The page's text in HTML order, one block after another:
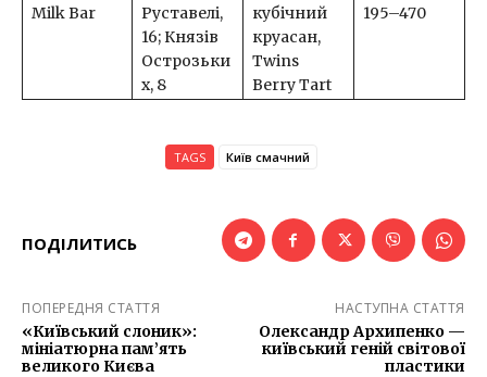
Milk Bar
Руставелі,
16; Князів
Острозьки
х, 8
кубічний
круасан,
Twins
Berry Tart
195–470
TAGS Київ смачний
ПОДІЛИТИСЬ
ПОПЕРЕДНЯ СТАТТЯ
«Київський слоник»:
мініатюрна пам’ять
великого Києва
НАСТУПНА СТАТТЯ
Олександр Архипенко —
київський геній світової
пластики